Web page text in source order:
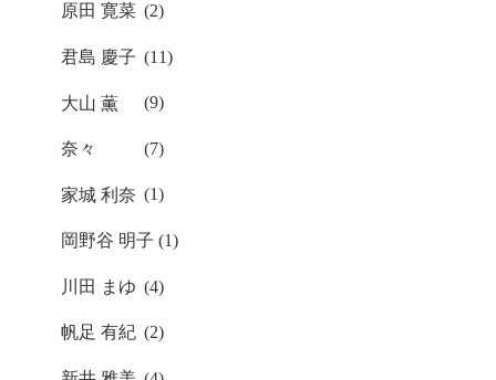
原田 寛菜 (2)
君島 慶子 (11)
大山 薫 (9)
奈々 (7)
家城 利奈 (1)
岡野谷 明子 (1)
川田 まゆ (4)
帆足 有紀 (2)